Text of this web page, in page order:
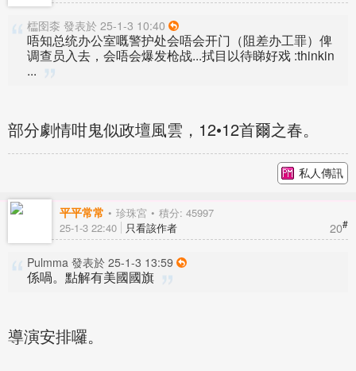
櫺囹桼 發表於 25-1-3 10:40
唔知总统办公室嘅警护处会唔会开门（阻差办工罪）俾
调查员入去，会唔会爆发枪战...拭目以待睇好戏 :thinkin
...
部分劇情咁鬼似政壇風雲，12•12首爾之春。
私人傳訊
平平常常 珍珠宮 積分: 45997
20#
25-1-3 22:40 只看該作者
Pulmma 發表於 25-1-3 13:59
係喎。點解有美國國旗
導演安排囉。